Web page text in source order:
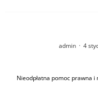
admin · 4
Nieodpłatna pomoc prawna